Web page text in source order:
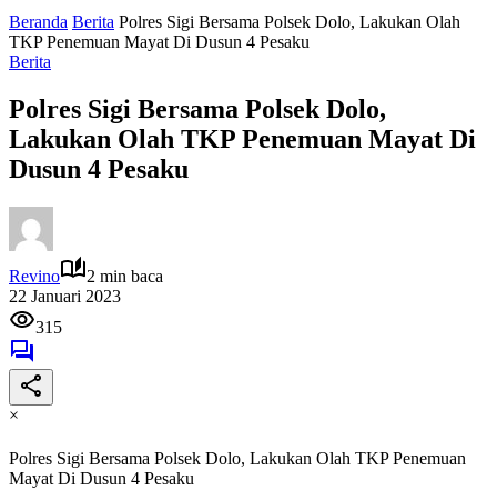
Beranda Berita Polres Sigi Bersama Polsek Dolo, Lakukan Olah
TKP Penemuan Mayat Di Dusun 4 Pesaku
Berita
Polres Sigi Bersama Polsek Dolo,
Lakukan Olah TKP Penemuan Mayat Di
Dusun 4 Pesaku
Revino
2 min baca
22 Januari 2023
315
×
Polres Sigi Bersama Polsek Dolo, Lakukan Olah TKP Penemuan
Mayat Di Dusun 4 Pesaku